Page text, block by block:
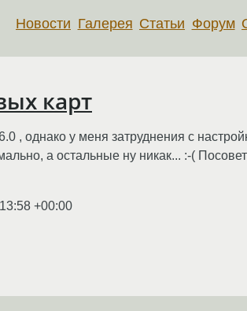
Новости Галерея Статьи Форум
карт
, однако у меня затруднения с
а остальные ну никак... :-(
+00:00